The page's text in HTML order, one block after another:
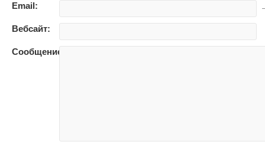
Email:
Вебсайт:
Сообщение: